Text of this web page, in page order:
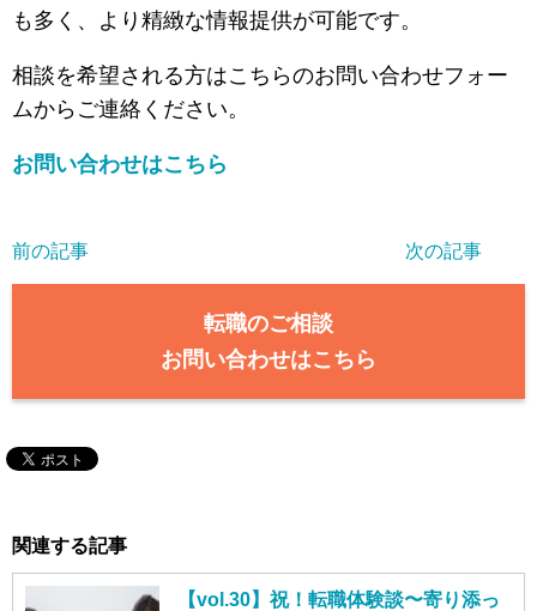
も多く、より精緻な情報提供が可能です。
相談を希望される方はこちらのお問い合わせフォー
ムからご連絡ください。
お問い合わせはこちら
前の記事 次の記事
転職のご相談
お問い合わせはこちら
関連する記事
【vol.30】祝！転職体験談〜寄り添っ